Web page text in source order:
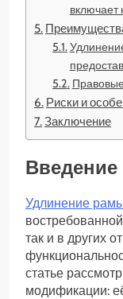
включает
Риски и
Заключение
Введение
Удлинение
так и в других
статье
модификации: